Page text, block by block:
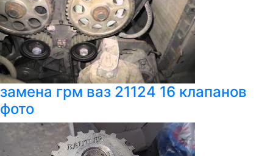
замена грм ваз 21124 16 клапанов
фото